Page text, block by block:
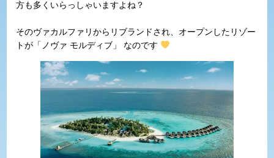
方も多くいらっしゃいますよね？
そのヴァカルファリからリブランドされ、オープンしたリゾー
トが「ノヴァ モルディブ」 なのです